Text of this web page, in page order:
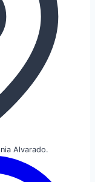
Alvarado.